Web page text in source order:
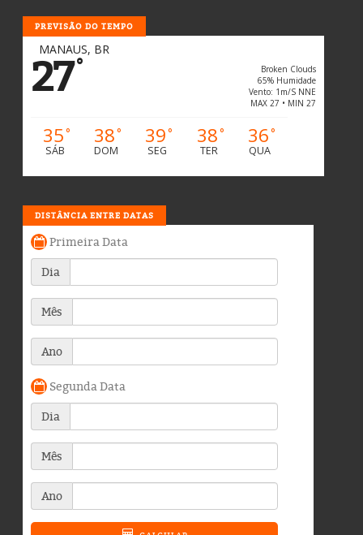
PREVISÃO DO TEMPO
MANAUS, BR
27°
Broken Clouds
65% Humidade
Vento: 1m/s NNE
MAX 27 • MIN 27
35°
SÁB
38°
DOM
39°
SEG
38°
TER
36°
QUA
DISTÂNCIA ENTRE DATAS